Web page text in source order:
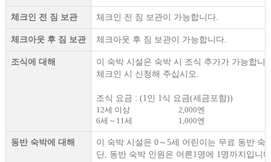
체크인 전 짐 보관 체크인 전 짐 보관이 가능합니다.
체크아웃 후 짐 보관 체크아웃 후 짐 보관이 가능합니다.
조식에 대해
이 숙박 시설은 숙박 시 조식 추가가 가능합니
체크인 시 신청해 주십시오.
조식 요금 : (1인 1식 요금(세금포함))
12세 이상
2,000엔
6세～11세
1,000엔
동반 숙박에 대해
이 숙박 시설은 0～5세 어린이는 무료 동반 숙
단, 동반 숙박 인원은 어른1명에 1명까지입니